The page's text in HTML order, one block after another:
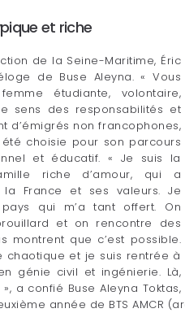
et riche
de la Seine-Maritime, Éric
de Buse Aleyna. « Vous
étudiante, volontaire,
sens des responsabilités et
d’émigrés non francophones,
choisie pour son parcours
et éducatif. « Je suis la
riche d’amour, qui a
France et ses valeurs. Je
qui m’a tant offert. On
et on rencontre des
montrent que c’est possible.
chaotique et je suis rentrée à
génie civil et ingénierie. Là,
a confié Buse Aleyna Toktas,
année de BTS AMCR